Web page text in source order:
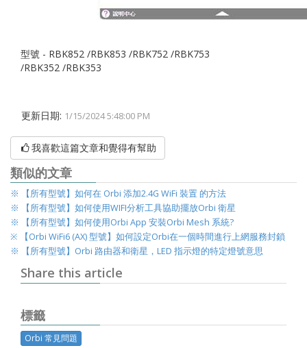
型號 - RBK852 /RBK853 /RBK752 /RBK753
/RBK352 /RBK353
更新日期: 1/15/2024 5:48:00 PM
我喜歡這篇文章和覺得有幫助
類似的文章
※ 【所有型號】如何在 Orbi 添加2.4G WiFi 裝置 的方法
※ 【所有型號】如何使用WIFI分析工具協助擺放Orbi 衛星
※ 【所有型號】如何使用Orbi App 安裝Orbi Mesh 系統?
※ 【Orbi WiFi6 (AX) 型號】如何設定Orbi在一個時間進行上網服務封鎖
※ 【所有型號】Orbi 路由器和衛星，LED 指示燈的特定燈號意思
Share this article
標籤
Orbi 常見問題